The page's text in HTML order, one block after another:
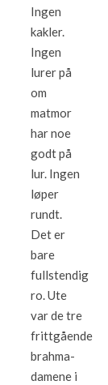
Ingen
kakler.
Ingen
lurer på
om
matmor
har noe
godt på
lur. Ingen
løper
rundt.
Det er
bare
fullstendig
ro. Ute
var de tre
frittgående
brahma-
damene i